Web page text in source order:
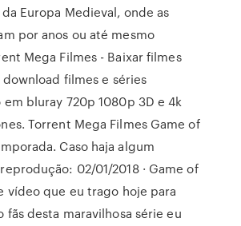
Europa Medieval, onde as
por anos ou até mesmo
Mega Filmes - Baixar filmes
filmes e séries
bluray 720p 1080p 3D e 4k
Torrent Mega Filmes Game of
Caso haja algum
02/01/2018 · Game of
vídeo que eu trago hoje para
fãs desta maravilhosa série eu